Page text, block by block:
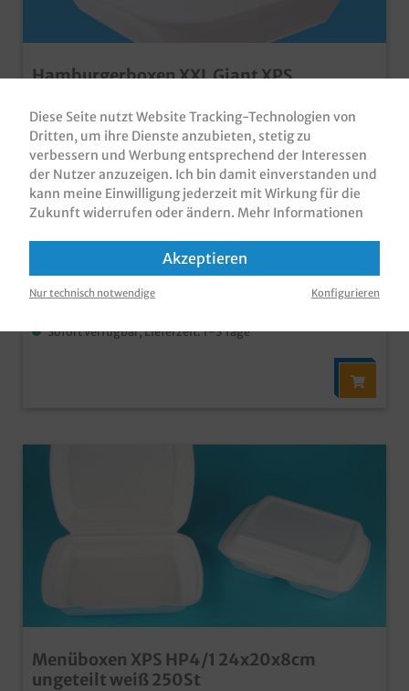
Hamburgerboxen XXL Giant XPS
Hamburgerboxen / Snackboxen / Menüboxen XXL,
Klappbox aus XPS Material, weiß 210x210x110mm
(Bodenmaß 135x135mm), 200 Stück im Karton
(2x100)Optimal für das Außerhausgeschäft mit XXL
Hamburgerngünstige Verpackungslösung für
Imbissbetriebe und Lieferdiensteaus isolierendem XPS
Materialmit Innenlaminierung für besonders hohe
Fettdichtigkeitauch für frittierte Produkte geeignet
Produktnummer: HBS210210B
48,80 €*
Brutto: 58,07 €
zzgl. MwSt undVersandkosten
Sofort verfügbar, Lieferzeit: 1-3 Tage
Menüboxen XPS HP4/1 24x20x8cm
ungeteilt weiß 250St
Diese Seite nutzt Website Tracking-Technologien von
Dritten, um ihre Dienste anzubieten, stetig zu
verbessern und Werbung entsprechend der Interessen
der Nutzer anzuzeigen. Ich bin damit einverstanden und
kann meine Einwilligung jederzeit mit Wirkung für die
Zukunft widerrufen oder ändern. Mehr Informationen
Akzeptieren
Nur technisch notwendige Konfigurieren